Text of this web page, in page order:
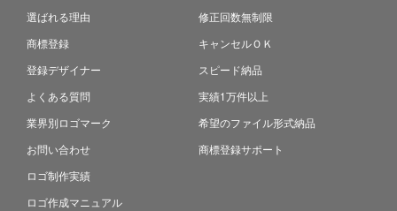
選ばれる理由
商標登録
登録デザイナー
よくある質問
業界別ロゴマーク
お問い合わせ
ロゴ制作実績
ロゴ作成マニュアル
修正回数無制限
キャンセルＯＫ
スピード納品
実績1万件以上
希望のファイル形式納品
商標登録サポート